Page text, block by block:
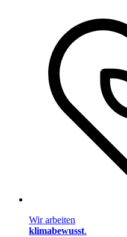
Wir arbeiten
klimabewusst.